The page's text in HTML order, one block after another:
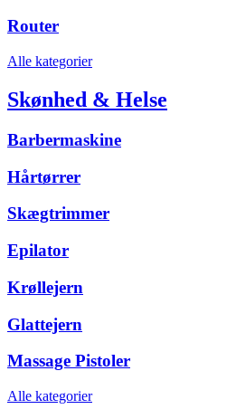
Router
Alle kategorier
Skønhed & Helse
Barbermaskine
Hårtørrer
Skægtrimmer
Epilator
Krøllejern
Glattejern
Massage Pistoler
Alle kategorier